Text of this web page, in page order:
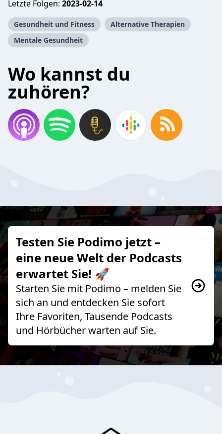
Letzte Folgen: 2023-02-14
Gesundheit und Fitness
Alternative Therapien
Mentale Gesundheit
Wo kannst du
zuhören?
Testen Sie Podimo jetzt –
eine neue Welt der Podcasts
erwartet Sie! 🚀
Starten Sie mit Podimo – melden Sie
sich an und entdecken Sie sofort
Ihre Favoriten, Tausende Podcasts
und Hörbücher warten auf Sie.